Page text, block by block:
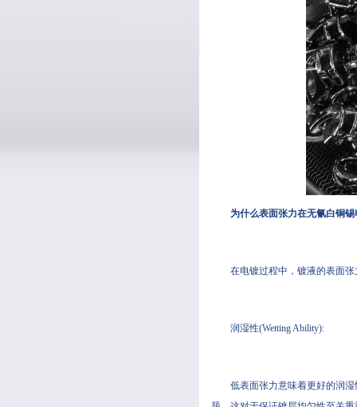
为什么表面张力在无氰白铜锡
在电镀过程中，镀液的表
润湿性(Wetting Ability):
低表面张力意味着更好的润湿性